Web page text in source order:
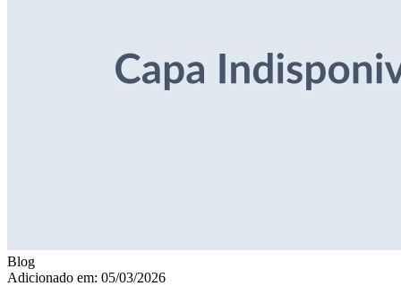
Blog
Adicionado em: 05/03/2026